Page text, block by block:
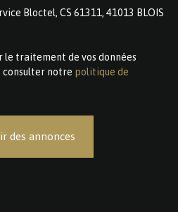
Bloctel, CS 61311, 41013 BLOIS
le traitement de vos données
consulter notre politique de
des annonces